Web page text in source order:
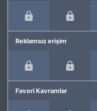
Reklamsız erişim
Favori Kavramlar